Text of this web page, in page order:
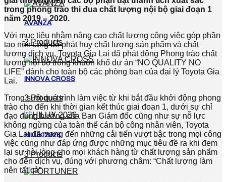
AVANZA
2 Products
INNOVA CROSS
3 Products
HILUX 2026
3 Products
trong phong trào thi đua chất lượng nội bộ giai đoạn 1
năm 2019 – 2020.
Với mục tiêu nhằm nâng cao chất lượng công việc góp phần
tạo nền tảng để phát huy chất lượng sản phẩm và chất
lượng dịch vụ, Toyota Gia Lai đã phát động Phong trào chất
lượng nội bộ trong khuôn khổ dự án “NO QUALITY NO
LIFE” dành cho toàn bộ các phòng ban của đại lý Toyota Gia
Lai.
Trong suốt quá trình làm việc từ khi bắt đầu khởi động phong
trào cho đến khi thời gian kết thúc giai đoạn 1, dưới sự chỉ
đạo đúng hướng của Ban Giám đốc cũng như sự nỗ lực
không ngừng của toàn thể cán bộ công nhân viên, Toyota
Gia Lai đã mang đến những cải tiến vượt bậc trong mọi công
việc cũng như đáp ứng được những mục tiêu đề ra khi đem
lại sự hài lòng cho mọi khách hàng từ chất lượng sản phẩm
cho đến dịch vụ, đúng với phương châm: “Chất lượng làm
nên tất cả”.